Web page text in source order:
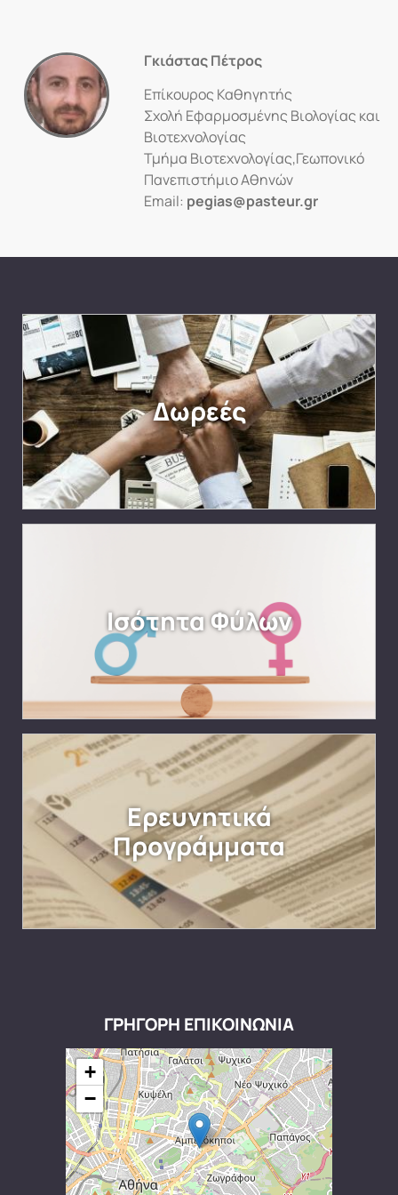
Γκιάστας Πέτρος
Επίκουρος Καθηγητής
Σχολή Εφαρμοσμένης Βιολογίας και
Βιοτεχνολογίας
Τμήμα Βιοτεχνολογίας,Γεωπονικό
Πανεπιστήμιο Αθηνών
Email: pegias@pasteur.gr
Δωρεές
Ισότητα Φύλων
Ερευνητικά
Προγράμματα
ΓΡΗΓΟΡΗ ΕΠΙΚΟΙΝΩΝΙΑ
+
−